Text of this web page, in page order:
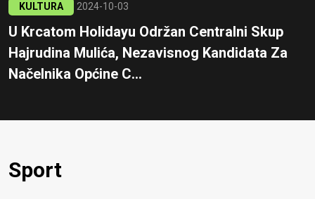
KULTURA 2024-10-03
U Krcatom Holidayu Održan Centralni Skup
Hajrudina Mulića, Nezavisnog Kandidata Za
Načelnika Općine C...
Sport